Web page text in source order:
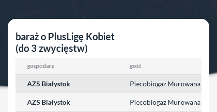
baraż o PlusLigę Kobiet
(do 3 zwycięstw)
gospodarz gość
AZS Białystok Piecobiogaz Murowana
AZS Białystok Piecobiogaz Murowana